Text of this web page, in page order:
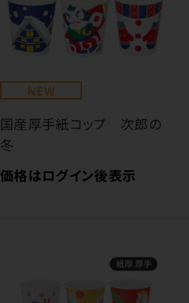
NEW
国産厚手紙コップ 次郎の
冬
価格はログイン後表示